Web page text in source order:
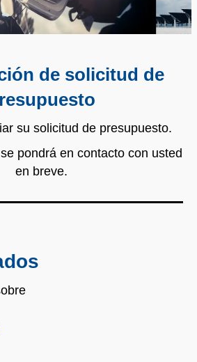
de solicitud de
su solicitud de presupuesto.
pondrá en contacto con usted
en breve.